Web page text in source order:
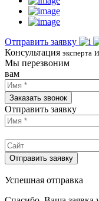
Отправить заявку
Консультация эксперта
Мы перезвоним
вам
Заказать звонок
Отправить заявку
Отправить заявку
Успешная отправка